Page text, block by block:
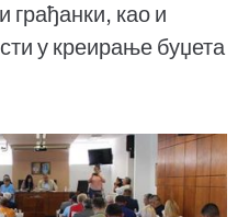
као и
у креирање буџета